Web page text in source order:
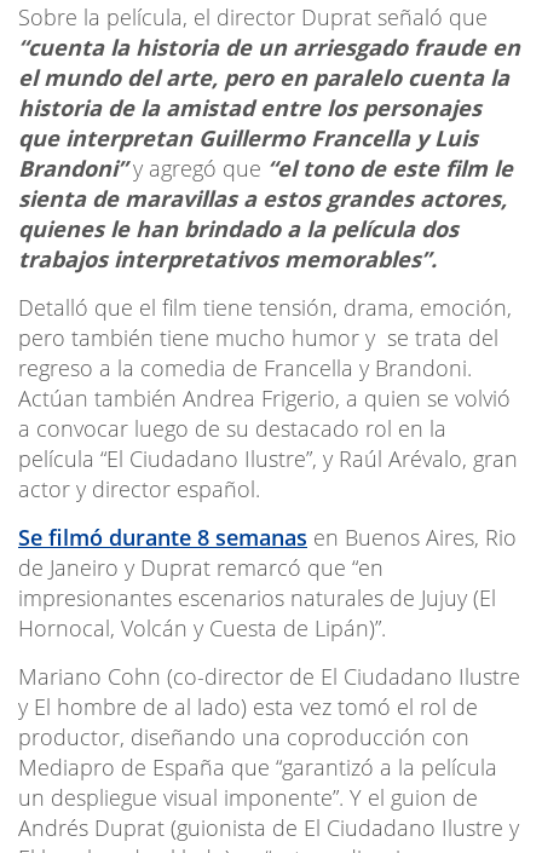
Sobre la película, el director Duprat señaló que
“cuenta la historia de un arriesgado fraude en
el mundo del arte, pero en paralelo cuenta la
historia de la amistad entre los personajes
que interpretan Guillermo Francella y Luis
Brandoni”y agregó que “el tono de este film le
sienta de maravillas a estos grandes actores,
quienes le han brindado a la película dos
trabajos interpretativos memorables”.
Detalló que el film tiene tensión, drama, emoción,
pero también tiene mucho humor y se trata del
regreso a la comedia de Francella y Brandoni.
Actúan también Andrea Frigerio, a quien se volvió
a convocar luego de su destacado rol en la
película “El Ciudadano Ilustre”, y Raúl Arévalo, gran
actor y director español.
Se filmó durante 8 semanas en Buenos Aires, Rio
de Janeiro y Duprat remarcó que “en
impresionantes escenarios naturales de Jujuy (El
Hornocal, Volcán y Cuesta de Lipán)”.
Mariano Cohn (co-director de El Ciudadano Ilustre
y El hombre de al lado) esta vez tomó el rol de
productor, diseñando una coproducción con
Mediapro de España que “garantizó a la película
un despliegue visual imponente”. Y el guion de
Andrés Duprat (guionista de El Ciudadano Ilustre y